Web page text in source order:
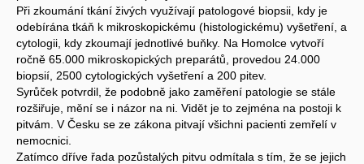
Při zkoumání tkání živých využívají patologové biopsii, kdy je
odebírána tkáň k mikroskopickému (histologickému) vyšetření, a
cytologii, kdy zkoumají jednotlivé buňky. Na Homolce vytvoří
ročně 65.000 mikroskopických preparátů, provedou 24.000
biopsií, 2500 cytologických vyšetření a 200 pitev.
Syrůček potvrdil, že podobně jako zaměření patologie se stále
rozšiřuje, mění se i názor na ni. Vidět je to zejména na postoji k
pitvám. V Česku se ze zákona pitvají všichni pacienti zemřelí v
nemocnici.
Zatímco dříve řada pozůstalých pitvu odmítala s tím, že se jejich